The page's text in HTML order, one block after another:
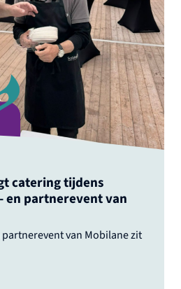
catering tijdens
en partnerevent van
van Mobilane zit